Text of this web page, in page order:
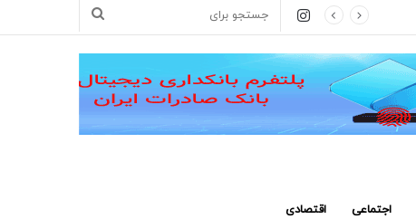
جستجو
اینستاگرام
اجتماعی اقتصادی